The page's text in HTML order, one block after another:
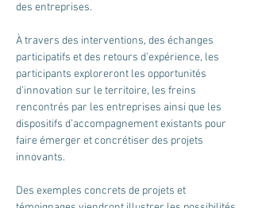
des entreprises.
À travers des interventions, des échanges
participatifs et des retours d’expérience, les
participants exploreront les opportunités
d’innovation sur le territoire, les freins
rencontrés par les entreprises ainsi que les
dispositifs d’accompagnement existants pour
faire émerger et concrétiser des projets
innovants.
Des exemples concrets de projets et